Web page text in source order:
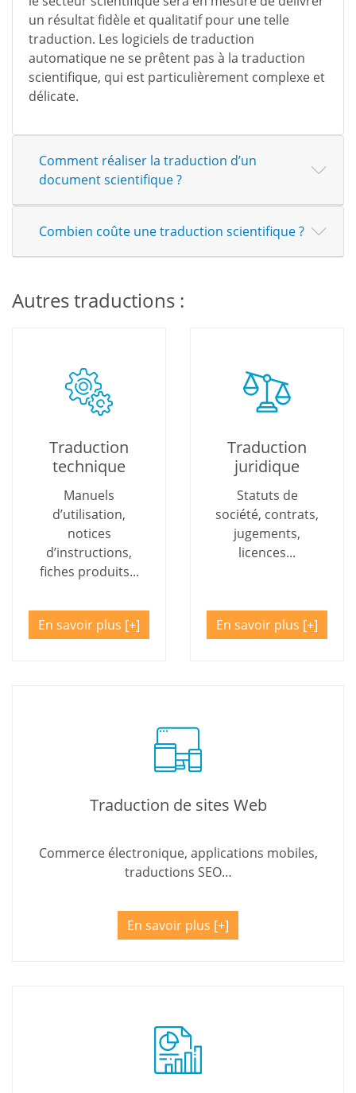
un résultat fidèle et qualitatif pour une telle
traduction. Les logiciels de traduction
automatique ne se prêtent pas à la traduction
scientifique, qui est particulièrement complexe et
délicate.
Comment réaliser la traduction d’un
document scientifique ?
Combien coûte une traduction scientifique ?
Autres traductions :
Traduction
technique
Manuels
d’utilisation,
notices
d’instructions,
fiches produits...
En savoir plus
Traduction
juridique
Statuts de
société, contrats,
jugements,
licences...
En savoir plus
Traduction de sites Web
Commerce électronique, applications mobiles,
traductions SEO…
En savoir plus